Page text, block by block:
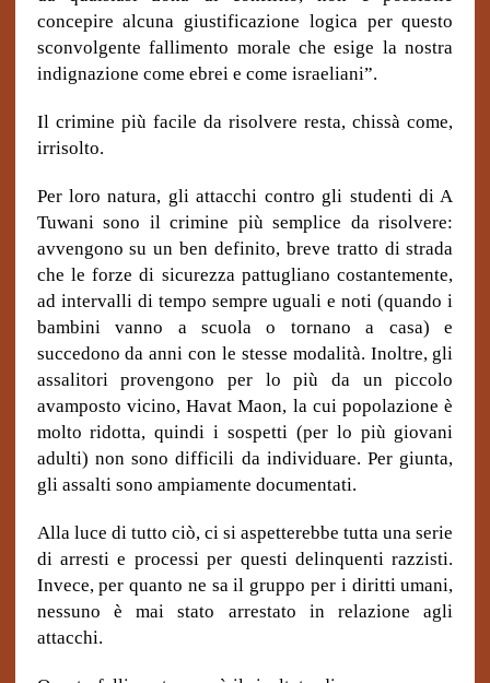
concepire alcuna giustificazione logica per questo
sconvolgente fallimento morale che esige la nostra
indignazione come ebrei e come israeliani”.
Il crimine più facile da risolvere resta, chissà come,
irrisolto.
Per loro natura, gli attacchi contro gli studenti di A
Tuwani sono il crimine più semplice da risolvere:
avvengono su un ben definito, breve tratto di strada
che le forze di sicurezza pattugliano costantemente,
ad intervalli di tempo sempre uguali e noti (quando i
bambini vanno a scuola o tornano a casa) e
succedono da anni con le stesse modalità. Inoltre, gli
assalitori provengono per lo più da un piccolo
avamposto vicino, Havat Maon, la cui popolazione è
molto ridotta, quindi i sospetti (per lo più giovani
adulti) non sono difficili da individuare.Per giunta,
gli assalti sono ampiamente documentati.
Alla luce di tutto ciò, ci si aspetterebbe tutta una serie
di arresti e processi per questi delinquenti razzisti.
Invece, per quanto ne sa il gruppo per i diritti umani,
nessuno è mai stato arrestato in relazione agli
attacchi.